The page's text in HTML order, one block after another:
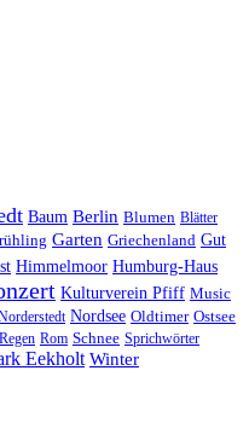
Baum Berlin Blumen Blätter
Garten Griechenland Gut
Himmelmoor Humburg-Haus
Kulturverein Pfiff Music
Nordsee Oldtimer Ostsee
Regen Rom Schnee Sprichwörter
Eekholt Winter